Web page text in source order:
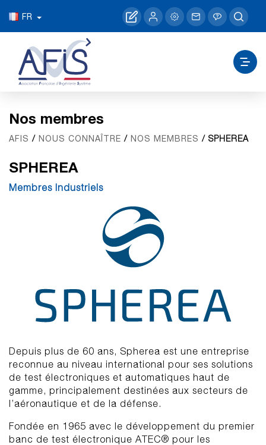
FR
Nos membres
AFIS / NOUS CONNAÎTRE / NOS MEMBRES / SPHEREA
SPHEREA
Membres Industriels
Depuis plus de 60 ans, Spherea est une entreprise
reconnue au niveau international pour ses solutions
de test électroniques et automatiques haut de
gamme, principalement destinées aux secteurs de
l’aéronautique et de la défense.
Fondée en 1965 avec le développement du premier
banc de test électronique ATEC® pour les